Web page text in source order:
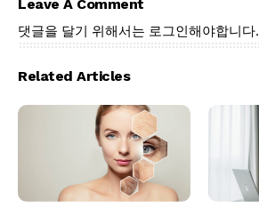
Leave A Comment
댓글을 달기 위해서는 로그인해야합니다.
Related Articles